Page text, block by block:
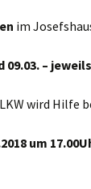
im
09.03. –
wird Hilfe
um